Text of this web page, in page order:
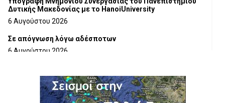
Δυτικής Μακεδονίας με το HanoiUniversity
6 Αυγούστου 2026
Σε απόγνωση λόγω αδέσποτων
6 Αυγούστου 2026
6 Αυγούστου 2026
Ολοκληρώνεται η ασφαλτόστρωση της οδού Περιβόλι –